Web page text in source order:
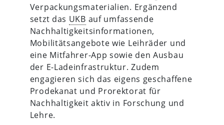
Verpackungsmaterialien. Ergänzend
setzt das UKB auf umfassende
Nachhaltigkeitsinformationen,
Mobilitätsangebote wie Leihräder und
eine Mitfahrer-App sowie den Ausbau
der E-Ladeinfrastruktur. Zudem
engagieren sich das eigens geschaffene
Prodekanat und Prorektorat für
Nachhaltigkeit aktiv in Forschung und
Lehre.